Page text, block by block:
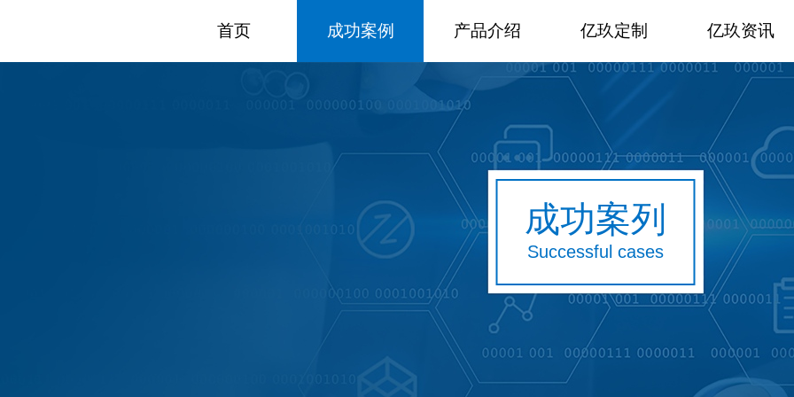
首页 成功案例 产品介绍 亿玖定制 亿玖资讯
成功案列
Successful cases